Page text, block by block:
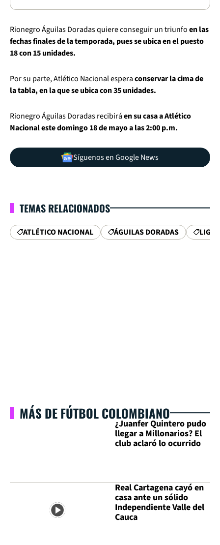
Rionegro Águilas Doradas quiere conseguir un triunfoen las
fechas finales de la temporada, pues se ubica en el puesto
18 con 15 unidades.
Por su parte, Atlético Nacional esperaconservar la cima de
la tabla, en la que se ubica con 35 unidades.
Rionegro Águilas Doradas recibiráen su casa a Atlético
Nacional este domingo 18 de mayo a las 2:00 p.m.
Síguenos en Google News
TEMAS RELACIONADOS
ATLÉTICO NACIONAL ÁGUILAS DORADAS LIGA
MÁS DE FÚTBOL COLOMBIANO
¿Juanfer Quintero pudo
llegar a Millonarios? El
club aclaró lo ocurrido
Real Cartagena cayó en
casa ante un sólido
Independiente Valle del
Cauca